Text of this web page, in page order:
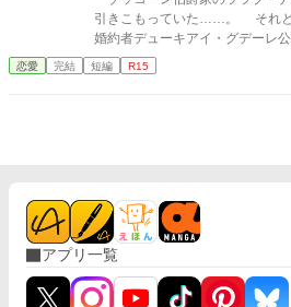
引きこもっていた……。 それと
婚約者デューキアイ・グデーレ
しまったからだ。 ※内容はタイトル通りです、基本ヤベェ登場人
物しかいません。 ※他サイトに
恋愛 完結 短編 R15
アプリ一覧